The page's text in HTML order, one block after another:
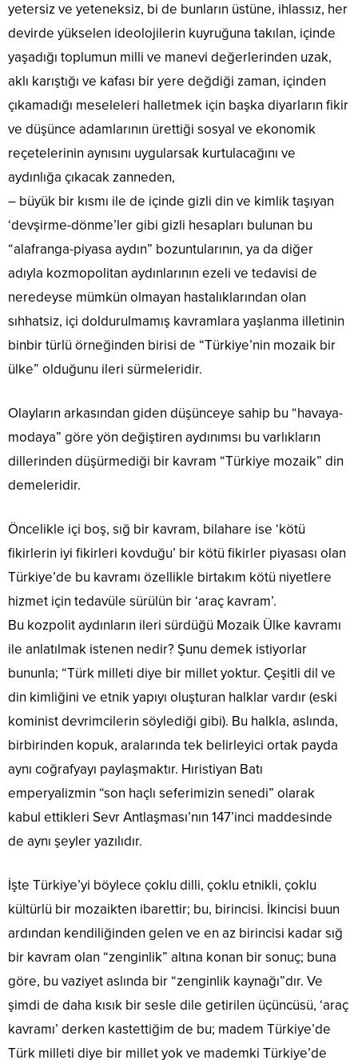
yetersiz ve yeteneksiz, bi de bunların üstüne, ihlassız, her
devirde yükselen ideolojilerin kuyruğuna takılan, içinde
yaşadığı toplumun milli ve manevi değerlerinden uzak,
aklı karıştığı ve kafası bir yere değdiği zaman, içinden
çıkamadığı meseleleri halletmek için başka diyarların fikir
ve düşünce adamlarının ürettiği sosyal ve ekonomik
reçetelerinin aynısını uygularsak kurtulacağını ve
aydınlığa çıkacak zanneden,
– büyük bir kısmı ile de içinde gizli din ve kimlik taşıyan
‘devşirme-dönme’ler gibi gizli hesapları bulunan bu
“alafranga-piyasa aydın” bozuntularının, ya da diğer
adıyla kozmopolitan aydınlarının ezeli ve tedavisi de
neredeyse mümkün olmayan hastalıklarından olan
sıhhatsiz, içi doldurulmamış kavramlara yaşlanma illetinin
binbir türlü örneğinden birisi de “Türkiye’nin mozaik bir
ülke” olduğunu ileri sürmeleridir.
Olayların arkasından giden düşünceye sahip bu “havaya-
modaya” göre yön değiştiren aydınımsı bu varlıkların
dillerinden düşürmediği bir kavram “Türkiye mozaik” din
demeleridir.
Öncelikle içi boş, sığ bir kavram, bilahare ise ‘kötü
fikirlerin iyi fikirleri kovduğu’ bir kötü fikirler piyasası olan
Türkiye’de bu kavramı özellikle birtakım kötü niyetlere
hizmet için tedavüle sürülün bir ‘araç kavram’.
Bu kozpolit aydınların ileri sürdüğü Mozaik Ülke kavramı
ile anlatılmak istenen nedir? Şunu demek istiyorlar
bununla; “Türk milleti diye bir millet yoktur. Çeşitli dil ve
din kimliğini ve etnik yapıyı oluşturan halklar vardır (eski
kominist devrimcilerin söylediği gibi). Bu halkla, aslında,
birbirinden kopuk, aralarında tek belirleyici ortak payda
aynı coğrafyayı paylaşmaktır. Hıristiyan Batı
emperyalizmin “son haçlı seferimizin senedi” olarak
kabul ettikleri Sevr Antlaşması’nın 147’inci maddesinde
de aynı şeyler yazılıdır.
İşte Türkiye’yi böylece çoklu dilli, çoklu etnikli, çoklu
kültürlü bir mozaikten ibarettir; bu, birincisi. İkincisi buun
ardından kendiliğinden gelen ve en az birincisi kadar sığ
bir kavram olan “zenginlik” altına konan bir sonuç; buna
göre, bu vaziyet aslında bir “zenginlik kaynağı”dır. Ve
şimdi de daha kısık bir sesle dile getirilen üçüncüsü, ‘araç
kavramı’ derken kastettiğim de bu; madem Türkiye’de
Türk milleti diye bir millet yok ve mademki Türkiye’de